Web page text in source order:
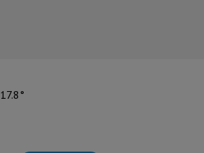
17.8°